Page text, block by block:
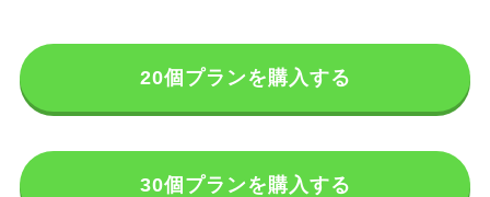
20個プランを購入する
30個プランを購入する